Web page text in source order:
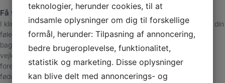
Få fodstatus og behandlingsplan
I klinikken tilbyder vi en fodstatus, hvor vi blandt andet undersøger din
følesans, hud og negle, kredsløb og eventuelle fejlstillinger. På
baggrund af undersøgelsen giver vi dig en behandlingsplan og
vejleder dig i, hvordan du plejer dine fødder, vælger fodtøj og
forebygger problemer. Vi kan også tilbyde indlæg, der styrker dine
fødders funktion og mindsker risikoen for sår og faldulykker.
teknologier, herunder cookies, til at
indsamle oplysninger om dig til forskellige
formål, herunder: Tilpasning af annoncering,
bedre brugeroplevelse, funktionalitet,
statistik og marketing. Disse oplysninger
kan blive delt med annoncerings- og